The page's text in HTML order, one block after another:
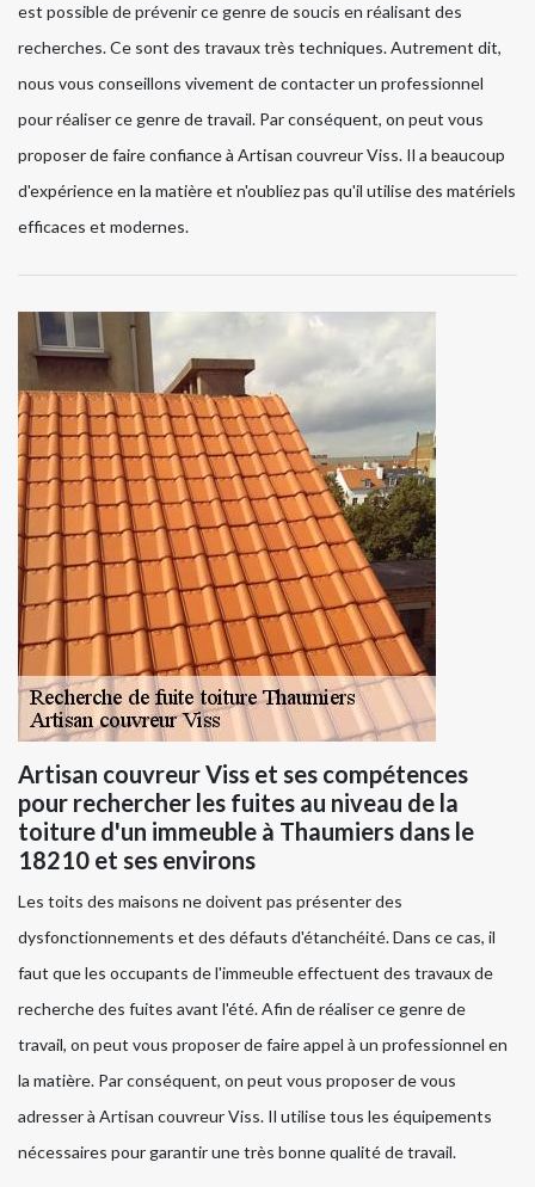
est possible de prévenir ce genre de soucis en réalisant des
recherches. Ce sont des travaux très techniques. Autrement dit,
nous vous conseillons vivement de contacter un professionnel
pour réaliser ce genre de travail. Par conséquent, on peut vous
proposer de faire confiance à Artisan couvreur Viss. Il a beaucoup
d'expérience en la matière et n'oubliez pas qu'il utilise des matériels
efficaces et modernes.
Artisan couvreur Viss et ses compétences
pour rechercher les fuites au niveau de la
toiture d'un immeuble à Thaumiers dans le
18210 et ses environs
Les toits des maisons ne doivent pas présenter des
dysfonctionnements et des défauts d'étanchéité. Dans ce cas, il
faut que les occupants de l'immeuble effectuent des travaux de
recherche des fuites avant l'été. Afin de réaliser ce genre de
travail, on peut vous proposer de faire appel à un professionnel en
la matière. Par conséquent, on peut vous proposer de vous
adresser à Artisan couvreur Viss. Il utilise tous les équipements
nécessaires pour garantir une très bonne qualité de travail.